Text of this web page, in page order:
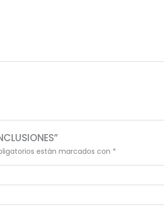
están marcados con *